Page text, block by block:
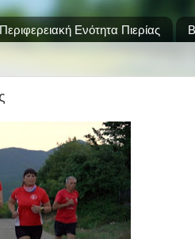
Περιφερειακή Ενότητα Πιερίας